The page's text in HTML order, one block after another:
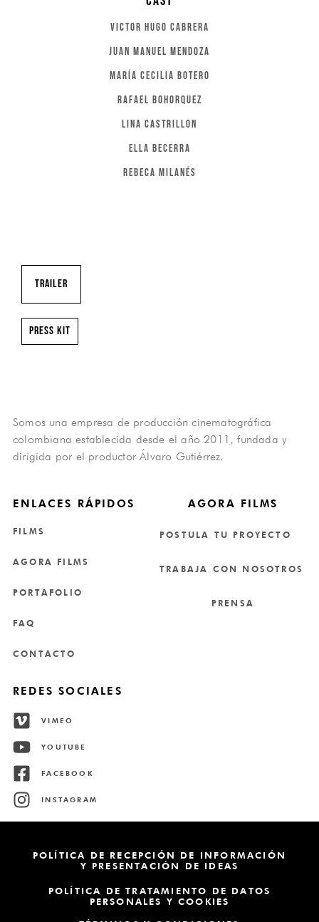
Victor Hugo Cabrera
Juan Manuel Mendoza
María Cecilia botero
Rafael Bohorquez
Lina Castrillon
Ella Becerra
Rebeca milanés
Trailer
Press kit
Somos una empresa de producción cinematográfica
colombiana establecida desde el año 2011, fundada y
dirigida por el productor Álvaro Gutiérrez.
ENLACES RÁPIDOS
FILMS
AGORA FILMS
PORTAFOLIO
FAQ
CONTACTO
AGORA FILMS
POSTULA TU PROYECTO
TRABAJA CON NOSOTROS
PRENSA
REDES SOCIALES
VIMEO
YOUTUBE
FACEBOOK
INSTAGRAM
POLÍTICA DE RECEPCIÓN DE INFORMACIÓN
Y PRESENTACIÓN DE IDEAS
POLÍTICA DE TRATAMIENTO DE DATOS
PERSONALES Y COOKIES